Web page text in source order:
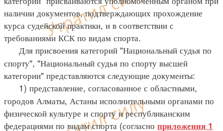
наличии документов, подтверждающих прохождение
курса судейской практики, и в соответствии с
требованиями КСК по видам спорта.
Для присвоения категорий "Национальный судья по
спорту", "Национальный судья по спорту высшей
категории" представляются следующие документы:
1) представление, согласованное с областными,
городов Алматы, Астаны исполнительными органами по
физической культуре и спорту и республиканским
федерациями по видам спорта (согласно приложения 1